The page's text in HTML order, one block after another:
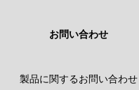
お問い合わせ
製品に関するお問い合わせ